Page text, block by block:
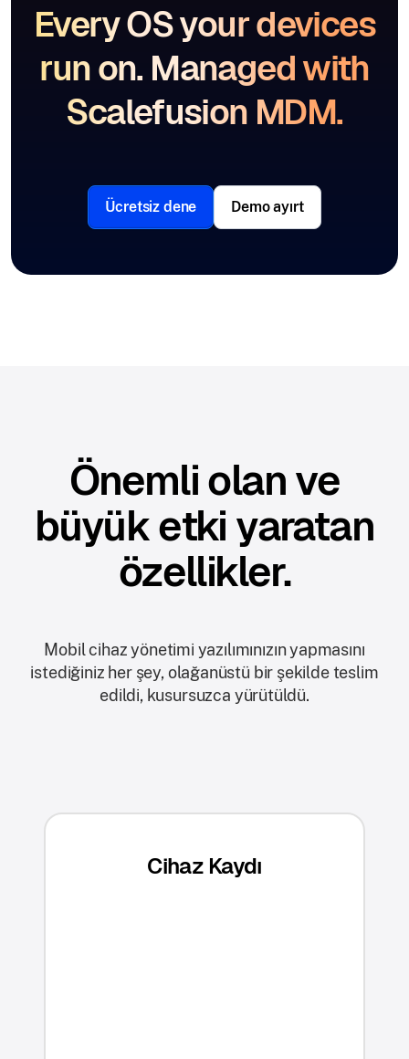
Every OS your devices
run on. Managed with
Scalefusion MDM.
Ücretsiz dene Demo ayırt
Önemli olan ve
büyük etki yaratan
özellikler.
Mobil cihaz yönetimi yazılımınızın yapmasını
istediğiniz her şey, olağanüstü bir şekilde teslim
edildi, kusursuzca yürütüldü.
Cihaz Kaydı